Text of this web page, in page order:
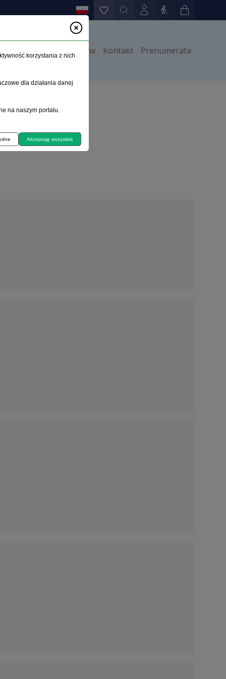
Instrukcje dla autorów Kontakt Prenumerata
korzystania z nich
dla działania danej
na naszym portalu.
Akceptuję wszystkie